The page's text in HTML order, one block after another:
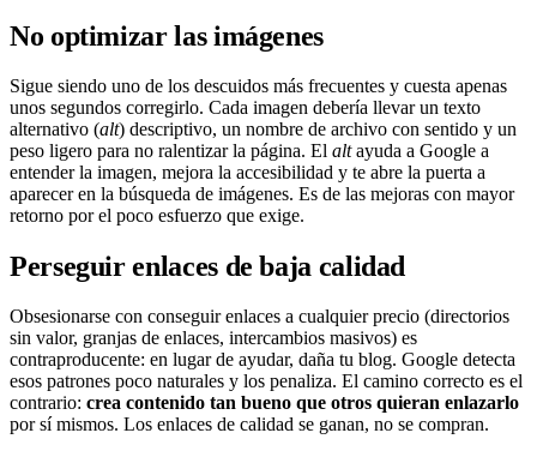
No optimizar las imágenes
Sigue siendo uno de los descuidos más frecuentes y cuesta apenas
unos segundos corregirlo. Cada imagen debería llevar un texto
alternativo (alt) descriptivo, un nombre de archivo con sentido y un
peso ligero para no ralentizar la página. El altayuda a Google a
entender la imagen, mejora la accesibilidad y te abre la puerta a
aparecer en la búsqueda de imágenes. Es de las mejoras con mayor
retorno por el poco esfuerzo que exige.
Perseguir enlaces de baja calidad
Obsesionarse con conseguir enlaces a cualquier precio (directorios
sin valor, granjas de enlaces, intercambios masivos) es
contraproducente: en lugar de ayudar, daña tu blog. Google detecta
esos patrones poco naturales y los penaliza. El camino correcto es el
contrario: crea contenido tan bueno que otros quieran enlazarlo
por sí mismos. Los enlaces de calidad se ganan, no se compran.